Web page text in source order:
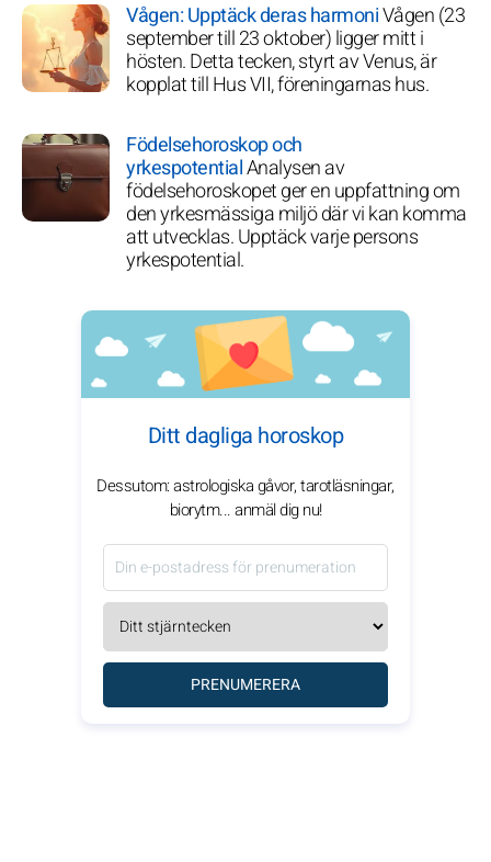
Vågen: Upptäck deras harmoniVågen (23
september till 23 oktober) ligger mitt i
hösten. Detta tecken, styrt av Venus, är
kopplat till Hus VII, föreningarnas hus.
Födelsehoroskop och
yrkespotentialAnalysen av
födelsehoroskopet ger en uppfattning om
den yrkesmässiga miljö där vi kan komma
att utvecklas. Upptäck varje persons
yrkespotential.
Ditt dagliga horoskop
Dessutom: astrologiska gåvor, tarotläsningar,
biorytm... anmäl dig nu!
PRENUMERERA